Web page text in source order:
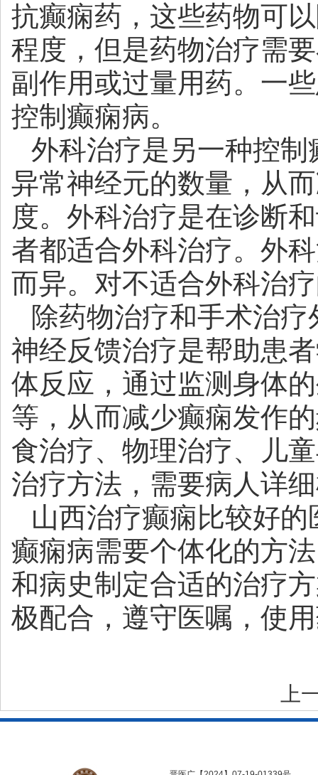
抗癫痫药，这些药物可
程度，但是药物治疗需
副作用或过量用药。一
控制癫痫病。
外科治疗是另一种控
异常神经元的数量，从
度。外科治疗是在诊断
者都适合外科治疗。外
而异。对不适合外科治
除药物治疗和手术治
神经反馈治疗是帮助患
体反应，通过监测身体
等，从而减少癫痫发作
食治疗、物理治疗、儿
治疗方法，需要病人详
山西治疗癫痫比较好的
癫痫病需要个体化的方
和病史制定合适的治疗
极配合，遵守医嘱，使
上